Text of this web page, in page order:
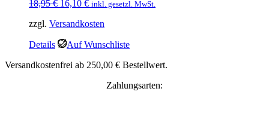
18,95€ Ursprünglicher
war:
16,10 €Aktueller
ist:
inkl. gesetzl. MwSt.
zzgl. Versandkosten
Details
Auf Wunschliste
Versandkostenfrei ab 250,00 € Bestellwert.
Zahlungsarten: